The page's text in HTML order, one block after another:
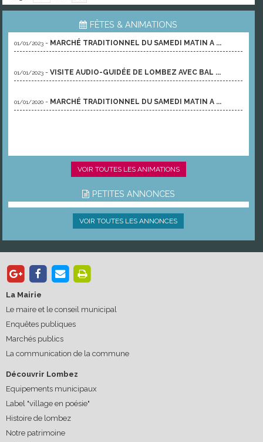
FÊTES & ANIMATIONS
01/01/2023 - MARCHÉ TRADITIONNEL DU SAMEDI MATIN A ...
01/01/2023 -VISITE AUDIO-GUIDÉE DE LOMBEZ AVEC BAL ...
01/01/2020 - MARCHÉ TRADITIONNEL DU SAMEDI MATIN A ...
VOIR TOUTES LES ANIMATIONS
PETITES ANNONCES
VOIR TOUTES LES ANNONCES
La Mairie
Le maire et le conseil municipal
Enquêtes publiques
Marchés publics
La communication de la commune
Découvrir Lombez
Equipements municipaux
Label "village en poésie"
Histoire de lombez
Notre patrimoine